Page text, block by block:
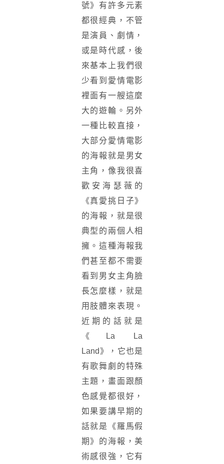
號》有許多元素
都很經典，不管
是演員、劇情，
或是時代感，後
來基本上我們很
少看到愛情電影
裡面有一艘這麼
大的遊輪。另外
一種比較直接，
大部分愛情電影
的海報就是男女
主角，像我很喜
歡安海瑟薇的
《真愛挑日子》
的海報，就是很
典型的兩個人相
擁。這種海報我
們甚至都不需要
看到男女主角臉
長怎麼樣，就是
用肢體來表現。
近期的話就是
《La La
Land》，它也是
有歌舞劇的特殊
主題，畫面跟顏
色感覺都很好，
如果要講早期的
話就是《羅馬假
期》的海報，美
術感很強，它有